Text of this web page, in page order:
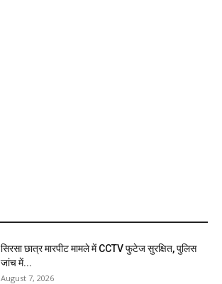
सिरसा छात्र मारपीट मामले में CCTV फुटेज सुरक्षित, पुलिस
जांच में...
August 7, 2026